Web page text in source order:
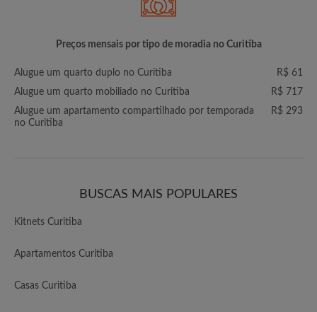
Preços mensais por tipo de moradia no Curitiba
Alugue um quarto duplo no Curitiba
R$ 61
Alugue um quarto mobiliado no Curitiba
R$ 717
Alugue um apartamento compartilhado por temporada
no Curitiba
R$ 293
BUSCAS MAIS POPULARES
Kitnets Curitiba
Apartamentos Curitiba
Casas Curitiba